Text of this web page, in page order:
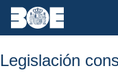
Legislación